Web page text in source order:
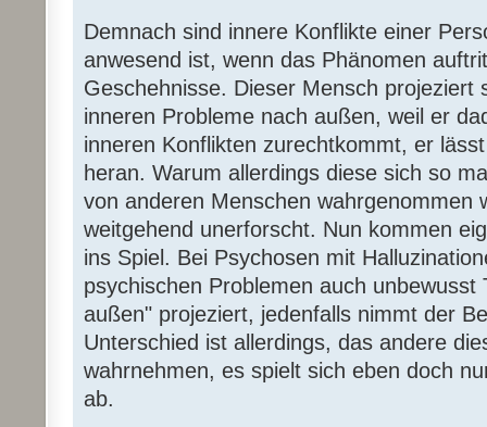
Demnach sind innere Konflikte einer
anwesend ist, wenn das Phänomen
Geschehnisse. Dieser Mensch projeziert
inneren Probleme nach außen, weil er
inneren Konflikten zurechtkommt, er
heran. Warum allerdings diese sich so
von anderen Menschen wahrgenommen
weitgehend unerforscht. Nun kommen
ins Spiel. Bei Psychosen mit
psychischen Problemen auch unbewusst
außen" projeziert, jedenfalls nimmt der
Unterschied ist allerdings, das andere
wahrnehmen, es spielt sich eben doch
ab.